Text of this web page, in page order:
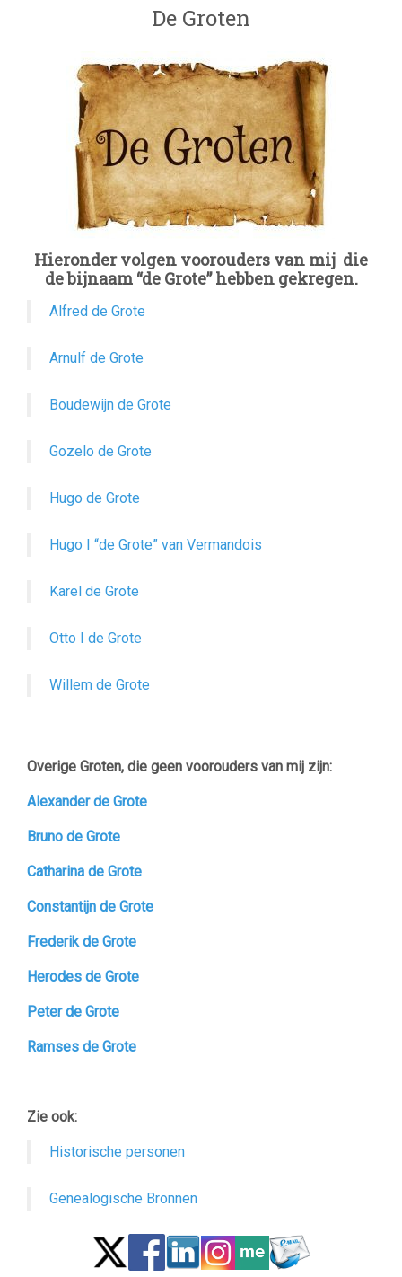
De Groten
Hieronder volgen voorouders van mij die
de bijnaam “de Grote” hebben gekregen.
Alfred de Grote
Arnulf de Grote
Boudewijn de Grote
Gozelo de Grote
Hugo de Grote
Hugo I “de Grote” van Vermandois
Karel de Grote
Otto I de Grote
Willem de Grote
Overige Groten, die geen voorouders van mij zijn:
Alexander de Grote
Bruno de Grote
Catharina de Grote
Constantijn de Grote
Frederik de Grote
Herodes de Grote
Peter de Grote
Ramses de Grote
Zie ook:
Historische personen
Genealogische Bronnen